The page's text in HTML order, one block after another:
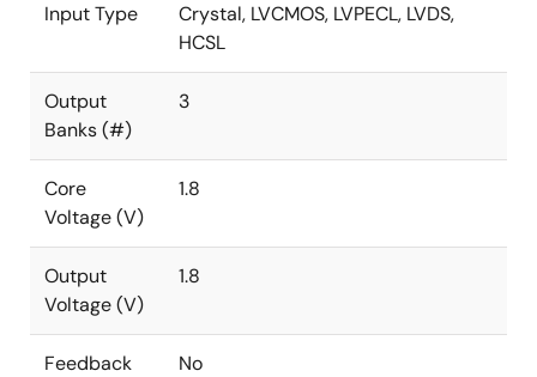
Input Type
Crystal, LVCMOS, LVPECL, LVDS,
HCSL
Output
Banks (#)
3
Core
Voltage (V)
1.8
Output
Voltage (V)
1.8
Feedback No